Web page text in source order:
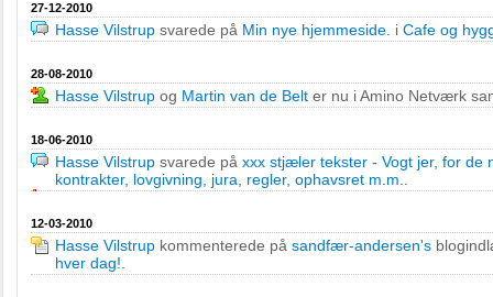
27-12-2010
Hasse Vilstrup svarede på Min nye hjemmeside. i Cafe og
28-08-2010
Hasse Vilstrup og Martin van de Belt er nu i Amino Netværk
18-06-2010
Hasse Vilstrup svarede på xxx stjæler tekster - Vogt jer, for de
kontrakter, lovgivning, jura, regler, ophavsret m.m.
12-03-2010
Hasse Vilstrup kommenterede på sandfær-andersen's
hver dag!